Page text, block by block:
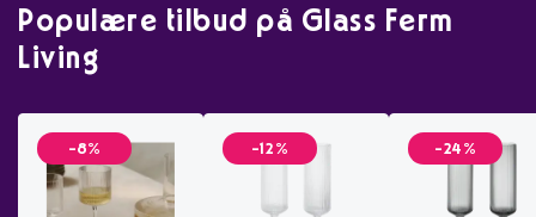
Populære tilbud på Glass Ferm
Living
-8% -12% -24%